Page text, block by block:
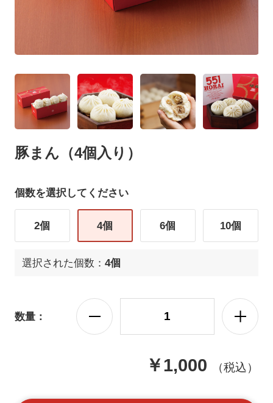
豚まん（4個入り）
個数を選択してください
2個 4個 6個 10個
選択された個数： 4個
数量：
￥1,000 （税込）